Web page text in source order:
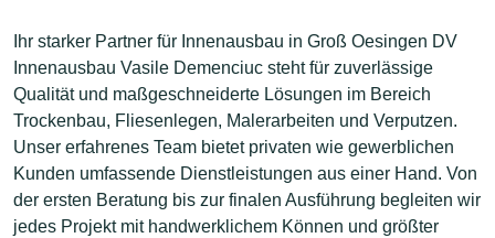
Ihr starker Partner für Innenausbau in Groß Oesingen DV
Innenausbau Vasile Demenciuc steht für zuverlässige
Qualität und maßgeschneiderte Lösungen im Bereich
Trockenbau, Fliesenlegen, Malerarbeiten und Verputzen.
Unser erfahrenes Team bietet privaten wie gewerblichen
Kunden umfassende Dienstleistungen aus einer Hand. Von
der ersten Beratung bis zur finalen Ausführung begleiten wir
jedes Projekt mit handwerklichem Können und größter